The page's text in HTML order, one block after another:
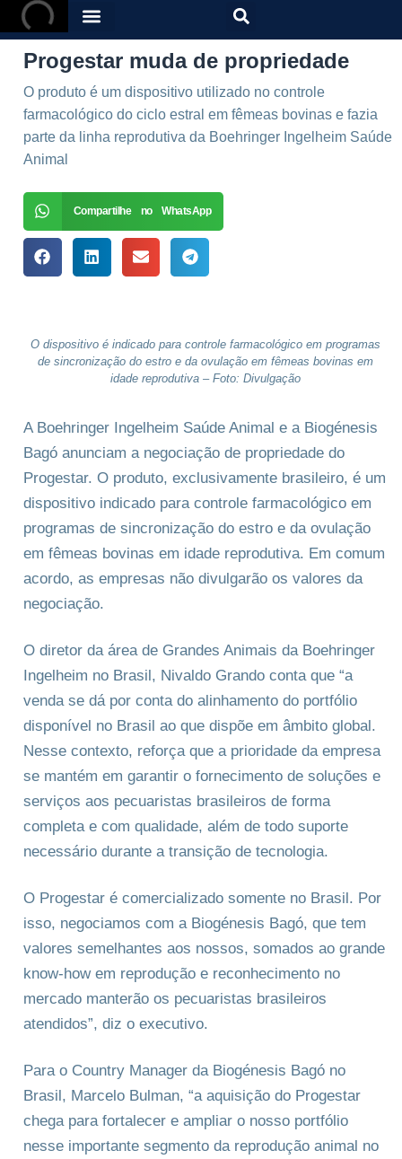
Progestar muda de propriedade
O produto é um dispositivo utilizado no controle
farmacológico do ciclo estral em fêmeas bovinas e fazia
parte da linha reprodutiva da Boehringer Ingelheim Saúde
Animal
Compartilhe no WhatsApp
O dispositivo é indicado para controle farmacológico em programas
de sincronização do estro e da ovulação em fêmeas bovinas em
idade reprodutiva – Foto: Divulgação
A Boehringer Ingelheim Saúde Animal e a Biogénesis
Bagó anunciam a negociação de propriedade do
Progestar. O produto, exclusivamente brasileiro, é um
dispositivo indicado para controle farmacológico em
programas de sincronização do estro e da ovulação
em fêmeas bovinas em idade reprodutiva. Em comum
acordo, as empresas não divulgarão os valores da
negociação.
O diretor da área de Grandes Animais da Boehringer
Ingelheim no Brasil, Nivaldo Grando conta que “a
venda se dá por conta do alinhamento do portfólio
disponível no Brasil ao que dispõe em âmbito global.
Nesse contexto, reforça que a prioridade da empresa
se mantém em garantir o fornecimento de soluções e
serviços aos pecuaristas brasileiros de forma
completa e com qualidade, além de todo suporte
necessário durante a transição de tecnologia.
O Progestar é comercializado somente no Brasil. Por
isso, negociamos com a Biogénesis Bagó, que tem
valores semelhantes aos nossos, somados ao grande
know-how em reprodução e reconhecimento no
mercado manterão os pecuaristas brasileiros
atendidos”, diz o executivo.
Para o Country Manager da Biogénesis Bagó no
Brasil, Marcelo Bulman, “a aquisição do Progestar
chega para fortalecer e ampliar o nosso portfólio
nesse importante segmento da reprodução animal no